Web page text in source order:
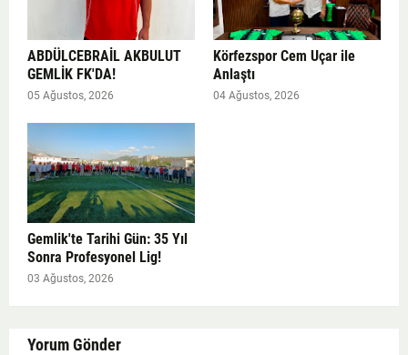
ABDÜLCEBRAİL AKBULUT
GEMLİK FK'DA!
05 Ağustos, 2026
Körfezspor Cem Uçar ile
Anlaştı
04 Ağustos, 2026
Gemlik'te Tarihi Gün: 35 Yıl
Sonra Profesyonel Lig!
03 Ağustos, 2026
Yorum Gönder